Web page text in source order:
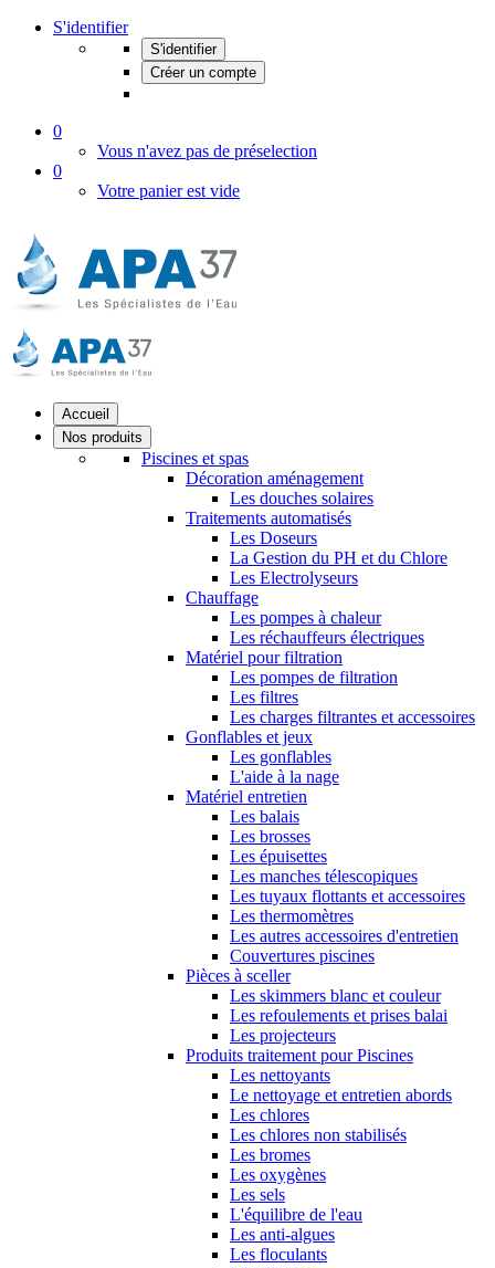
S'identifier
S'identifier
Créer un compte
0
Vous n'avez pas de préselection
0
Votre panier est vide
Accueil
Nos produits
Piscines et spas
Décoration aménagement
Les douches solaires
Traitements automatisés
Les Doseurs
La Gestion du PH et du Chlore
Les Electrolyseurs
Chauffage
Les pompes à chaleur
Les réchauffeurs électriques
Matériel pour filtration
Les pompes de filtration
Les filtres
Les charges filtrantes et accessoires
Gonflables et jeux
Les gonflables
L'aide à la nage
Matériel entretien
Les balais
Les brosses
Les épuisettes
Les manches télescopiques
Les tuyaux flottants et accessoires
Les thermomètres
Les autres accessoires d'entretien
Couvertures piscines
Pièces à sceller
Les skimmers blanc et couleur
Les refoulements et prises balai
Les projecteurs
Produits traitement pour Piscines
Les nettoyants
Le nettoyage et entretien abords
Les chlores
Les chlores non stabilisés
Les bromes
Les oxygènes
Les sels
L'équilibre de l'eau
Les anti-algues
Les floculants